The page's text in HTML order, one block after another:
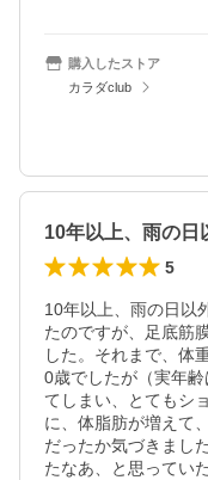
購入したストア
カラダclub
5
10年以上、雨の日以
たのですが、足底筋
した。それまで、体
0歳でしたが（実年
てしまい、とてもシ
に、体脂肪が増えて
だったか気づきまし
たなあ、と思ってい